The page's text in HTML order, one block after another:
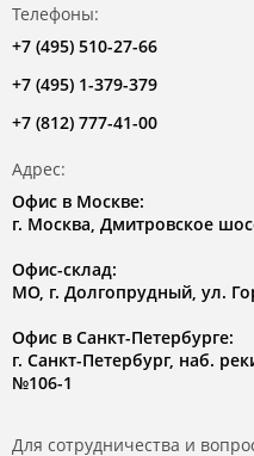
Телефоны:
+7 (495) 510-27-66
+7 (495) 1-379-379
+7 (812) 777-41-00
Адрес:
Офис в Москве:
г. Москва, Дмитровское
Офис-склад:
МО, г. Долгопрудный, ул.
Офис в Санкт-Петербурге:
г. Санкт-Петербург, наб.
№106-1
Для сотрудничества и